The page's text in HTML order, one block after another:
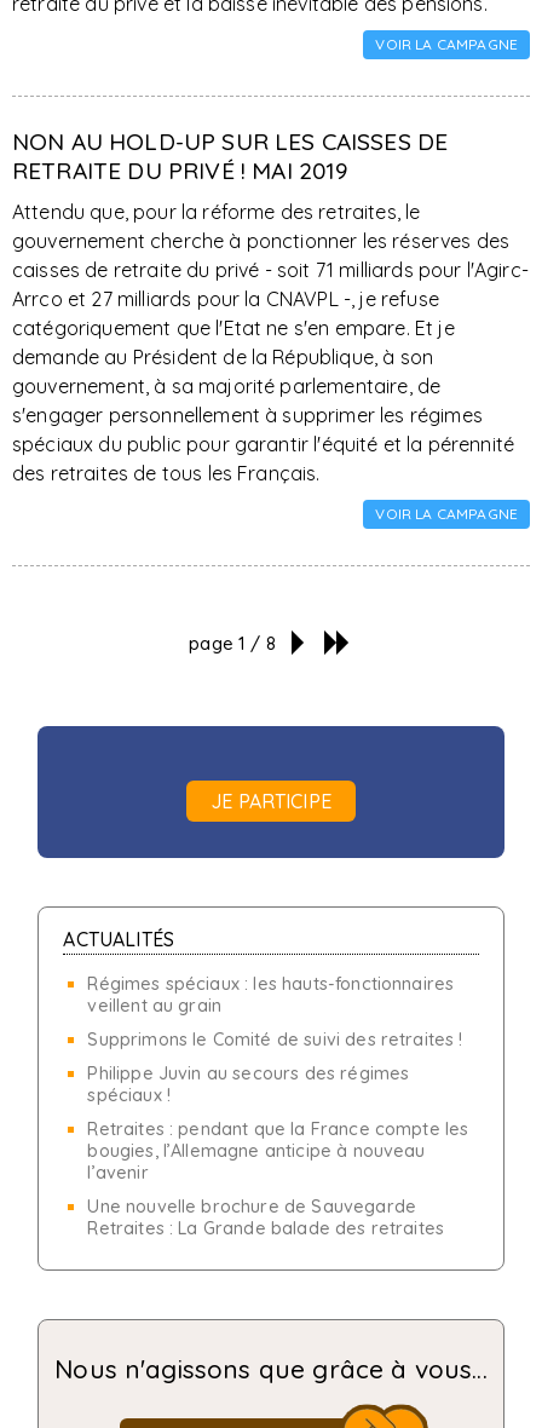
VOIR LA CAMPAGNE
NON AU HOLD-UP SUR LES CAISSES DE
RETRAITE DU PRIVÉ ! MAI 2019
Attendu que, pour la réforme des retraites, le
gouvernement cherche à ponctionner les réserves des
caisses de retraite du privé - soit 71 milliards pour l'Agirc-
Arrco et 27 milliards pour la CNAVPL -, je refuse
catégoriquement que l'Etat ne s'en empare. Et je
demande au Président de la République, à son
gouvernement, à sa majorité parlementaire, de
s'engager personnellement à supprimer les régimes
spéciaux du public pour garantir l'équité et la pérennité
des retraites de tous les Français.
VOIR LA CAMPAGNE
page 1 / 8
JE PARTICIPE
ACTUALITÉS
Régimes spéciaux : les hauts-fonctionnaires
veillent au grain
Supprimons le Comité de suivi des retraites !
Philippe Juvin au secours des régimes
spéciaux !
Retraites : pendant que la France compte les
bougies, l’Allemagne anticipe à nouveau
l’avenir
Une nouvelle brochure de Sauvegarde
Retraites : La Grande balade des retraites
Nous n'agissons que grâce à vous...